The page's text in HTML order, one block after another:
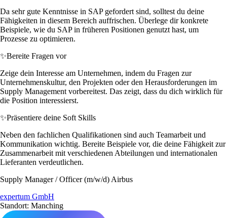
Da sehr gute Kenntnisse in SAP gefordert sind, solltest du deine
Fähigkeiten in diesem Bereich auffrischen. Überlege dir konkrete
Beispiele, wie du SAP in früheren Positionen genutzt hast, um
Prozesse zu optimieren.
✨Bereite Fragen vor
Zeige dein Interesse am Unternehmen, indem du Fragen zur
Unternehmenskultur, den Projekten oder den Herausforderungen im
Supply Management vorbereitest. Das zeigt, dass du dich wirklich für
die Position interessierst.
✨Präsentiere deine Soft Skills
Neben den fachlichen Qualifikationen sind auch Teamarbeit und
Kommunikation wichtig. Bereite Beispiele vor, die deine Fähigkeit zur
Zusammenarbeit mit verschiedenen Abteilungen und internationalen
Lieferanten verdeutlichen.
Supply Manager / Officer (m/w/d) Airbus
expertum GmbH
Standort: Manching